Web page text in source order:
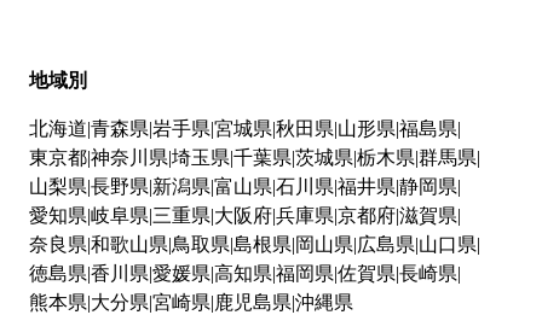
地域別
北海道 青森県 岩手県 宮城県 秋田県 山形県 福島県
東京都神奈川県 埼玉県 千葉県 茨城県 栃木県 群馬県
山梨県 長野県 新潟県 富山県 石川県 福井県 静岡県
愛知県 岐阜県 三重県 大阪府兵庫県 京都府滋賀県
奈良県 和歌山県 鳥取県 島根県 岡山県 広島県 山口県
徳島県 香川県 愛媛県 高知県 福岡県 佐賀県 長崎県
熊本県 大分県 宮崎県 鹿児島県 沖縄県